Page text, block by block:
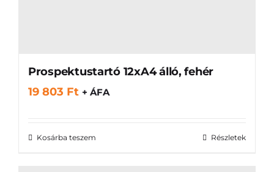
Prospektustartó 12xA4 álló, fehér
19 803 Ft + ÁFA
Kosárba teszem Részletek